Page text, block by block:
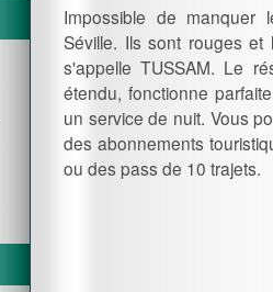
Impossible de manquer
Séville. Ils sont rouges et
s'appelle TUSSAM. Le
étendu, fonctionne
un service de nuit. Vous
des abonnements
ou des pass de 10 trajets.